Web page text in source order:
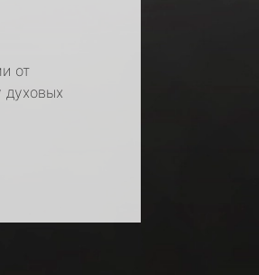
от
духовых